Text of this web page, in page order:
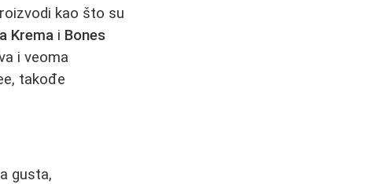
kao što su
Krema i Bones
i veoma
takođe
gusta,